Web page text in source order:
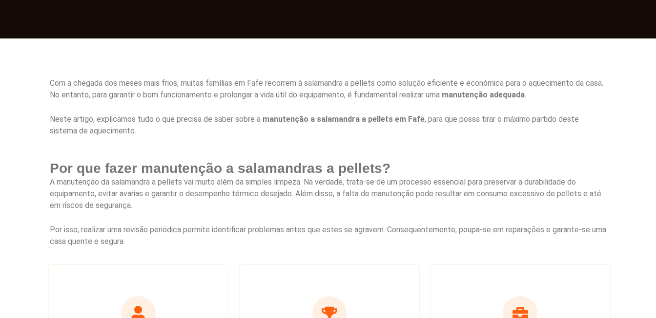
Com a chegada dos meses mais frios, muitas famílias em Fafe recorrem à salamandra a pellets como solução eficiente e económica para o aquecimento da casa.
No entanto, para garantir o bom funcionamento e prolongar a vida útil do equipamento, é fundamental realizar uma manutenção adequada.
Neste artigo, explicamos tudo o que precisa de saber sobre a manutenção a salamandra a pellets em Fafe, para que possa tirar o máximo partido deste
sistema de aquecimento.
Por que fazer manutenção a salamandras a pellets?
A manutenção da salamandra a pellets vai muito além da simples limpeza. Na verdade, trata-se de um processo essencial para preservar a durabilidade do
equipamento, evitar avarias e garantir o desempenho térmico desejado. Além disso, a falta de manutenção pode resultar em consumo excessivo de pellets e até
em riscos de segurança.
Por isso, realizar uma revisão periódica permite identificar problemas antes que estes se agravem. Consequentemente, poupa-se em reparações e garante-se uma
casa quente e segura.